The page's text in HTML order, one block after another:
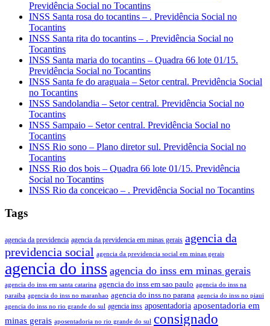
Previdência Social no Tocantins
INSS Santa rosa do tocantins – . Previdência Social no
Tocantins
INSS Santa rita do tocantins – . Previdência Social no
Tocantins
INSS Santa maria do tocantins – Quadra 66 lote 01/15.
Previdência Social no Tocantins
INSS Santa fe do araguaia – Setor central. Previdência Social
no Tocantins
INSS Sandolandia – Setor central. Previdência Social no
Tocantins
INSS Sampaio – Setor central. Previdência Social no
Tocantins
INSS Rio sono – Plano diretor sul. Previdência Social no
Tocantins
INSS Rio dos bois – Quadra 66 lote 01/15. Previdência
Social no Tocantins
INSS Rio da conceicao – . Previdência Social no Tocantins
Tags
agencia da previdencia agencia da previdencia em minas gerais agencia da
previdencia social agencia da previdencia social em minas gerais
agencia do inss agencia do inss em minas gerais
agencia do inss em santa catarina agencia do inss em sao paulo agencia do inss na
paraiba agencia do inss no maranhao agencia do inss no parana agencia do inss no piaui
agencia do inss no rio grande do sul agencia inss aposentadoria aposentadoria em
minas gerais aposentadoria no rio grande do sul consignado